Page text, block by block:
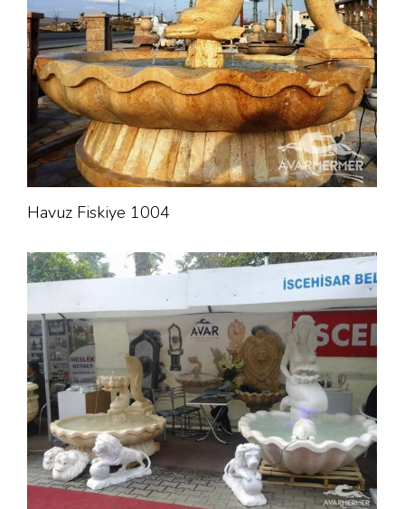
Havuz Fiskiye 1004